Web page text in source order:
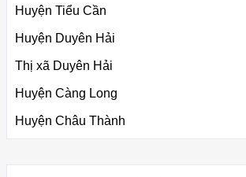
Huyện Tiểu Cần
Huyện Duyên Hải
Thị xã Duyên Hải
Huyện Càng Long
Huyện Châu Thành